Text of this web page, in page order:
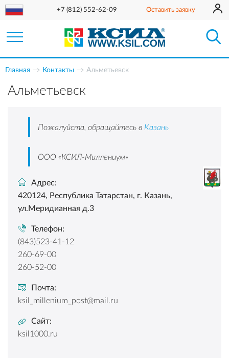
+7 (812) 552-62-09 Оставить заявку
Главная Контакты Альметьевск
Альметьевск
Пожалуйста, обращайтесь в Казань
ООО «КСИЛ-Миллениум»
Адрес:
420124, Республика Татарстан, г. Казань,
ул.Меридианная д.3
Телефон:
(843)523-41-12
260-69-00
260-52-00
Почта:
ksil_millenium_post@mail.ru
Сайт:
ksil1000.ru